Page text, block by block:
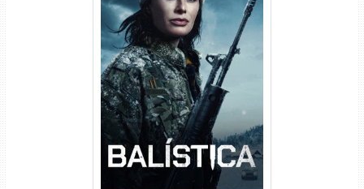
Balística Torrent (2025) WEB-
DL 1080p Dual Áudio